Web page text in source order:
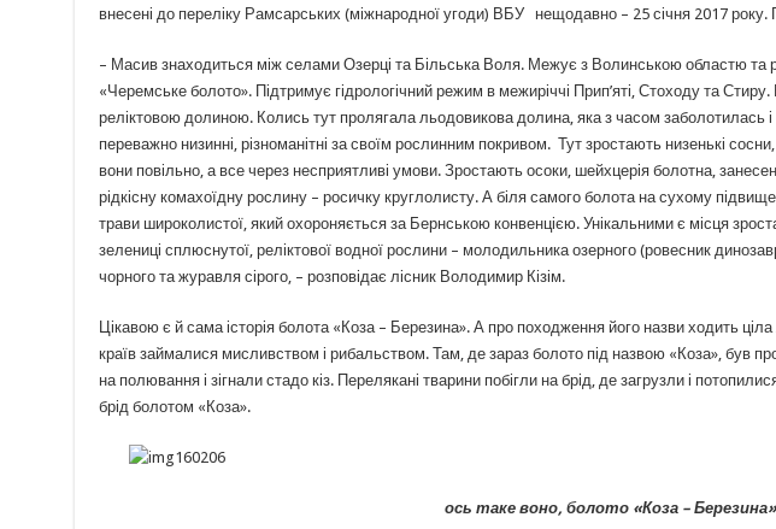
внесені до переліку Рамсарських (міжнародної угоди) ВБУ нещодавно – 25 січня 2017 року.
– Масив знаходиться між селами Озерці та Більська Воля. Межує з Волинською областю
«Черемське болото». Підтримує гідрологічний режим в межиріччі Прип’яті, Стоходу та
реліктовою долиною. Колись тут пролягала льодовикова долина, яка з часом заболотилась і
переважно низинні, різноманітні за своїм рослинним покривом. Тут зростають низенькі
вони повільно, а все через несприятливі умови. Зростають осоки, шейхцерія болотна,
рідкісну комахоїдну рослину – росичку круглолисту. А біля самого болота на сухому
трави широколистої, який охороняється за Бернською конвенцією. Унікальними є місця
зелениці сплюснутої, реліктової водної рослини – молодильника озерного (ровесник
чорного та журавля сірого, – розповідає лісник Володимир Кізім.
Цікавою є й сама історія болота «Коза – Березина». А про походження його назви ходить
країв займалися мисливством і рибальством. Там, де зараз болото під назвою «Коза», був
на полювання і зігнали стадо кіз. Перелякані тварини побігли на брід, де загрузли і
брід болотом «Коза».
ось таке воно, болото «Коза – Березина»